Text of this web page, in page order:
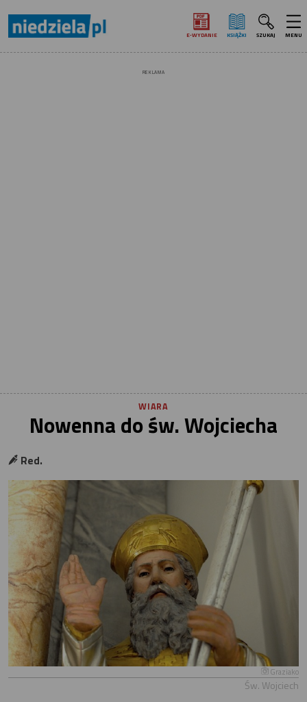
E‑WYDANIE KSIĄŻKI SZUKAJ MENU
REKLAMA
WIARA
Nowenna do św. Wojciecha
Red.
Graziako
Św. Wojciech